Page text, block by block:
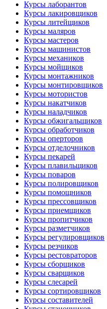
Курсы лаборантов
Курсы лакировщиков
Курсы литейщиков
Курсы маляров
Курсы мастеров
Курсы машинистов
Курсы механиков
Курсы мойщиков
Курсы монтажников
Курсы монтировщиков
Курсы мотористов
Курсы накатчиков
Курсы наладчиков
Курсы обжигальщиков
Курсы обработчиков
Курсы оперторов
Курсы отделочников
Курсы пекарей
Курсы плавильщиков
Курсы поваров
Курсы полировщиков
Курсы помощников
Курсы прессовщиков
Курсы приемщиков
Курсы пропитчиков
Курсы разметчиков
Курсы регулировщиков
Курсы резчиков
Курсы рестовраторов
Курсы сборщиков
Курсы сварщиков
Курсы слесарей
Курсы сортировщиков
Курсы составителей